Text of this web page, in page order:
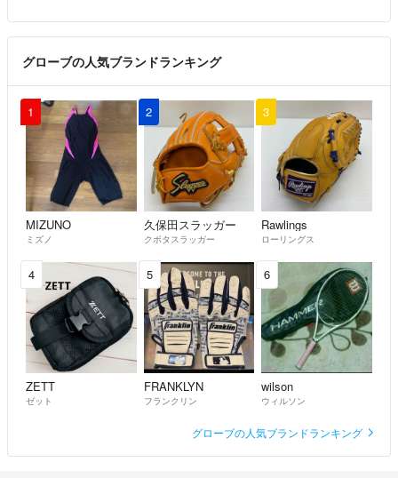
グローブの人気ブランドランキング
1
MIZUNO
ミズノ
2
久保田スラッガー
クボタスラッガー
3
Rawlings
ローリングス
4
ZETT
ゼット
5
FRANKLYN
フランクリン
6
wilson
ウィルソン
グローブの人気ブランドランキング